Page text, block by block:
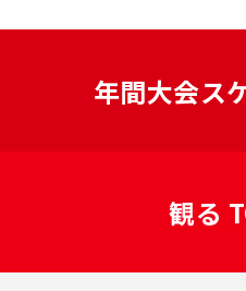
年間大会ス
観る